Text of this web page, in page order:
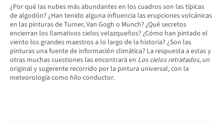
¿Por qué las nubes más abundantes en los cuadros son las típicas
de algodón? ¿Han tenido alguna influencia las erupciones volcánicas
en las pinturas de Turner, Van Gogh o Munch? ¿Qué secretos
encierran los llamativos cielos velazqueños? ¿Cómo han pintado el
viento los grandes maestros a lo largo de la historia? ¿Son las
pinturas una fuente de información climática? La respuesta a estas y
otras muchas cuestiones las encontrará en Los cielos retratados, un
original y sugerente recorrido por la pintura universal, con la
meteorología como hilo conductor.